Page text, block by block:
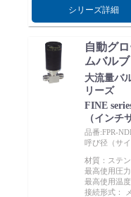
Language：日本語
お問い合わせ
シリーズ詳細
自動グ
ムバルブ
大流量バ
リーズ
FINE
（インチ
品番:FPR-
呼び径（サ
材質：ステ
最高使用圧
最高使用温
接続形式：